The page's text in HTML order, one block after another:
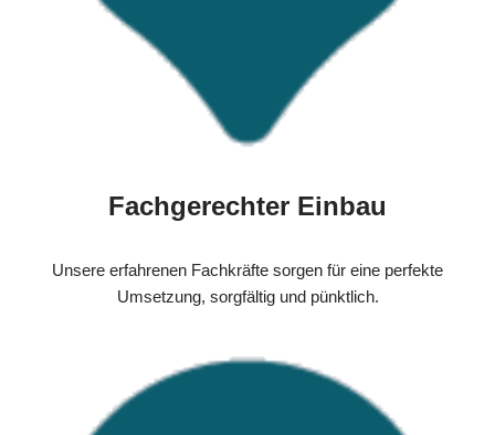
Fachgerechter Einbau
Unsere erfahrenen Fachkräfte sorgen für eine perfekte
Umsetzung, sorgfältig und pünktlich.